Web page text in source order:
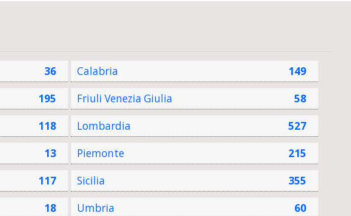
36 Calabria
149
195 Friuli Venezia Giulia
58
118 Lombardia
527
13 Piemonte
215
117 Sicilia
355
18 Umbria
60